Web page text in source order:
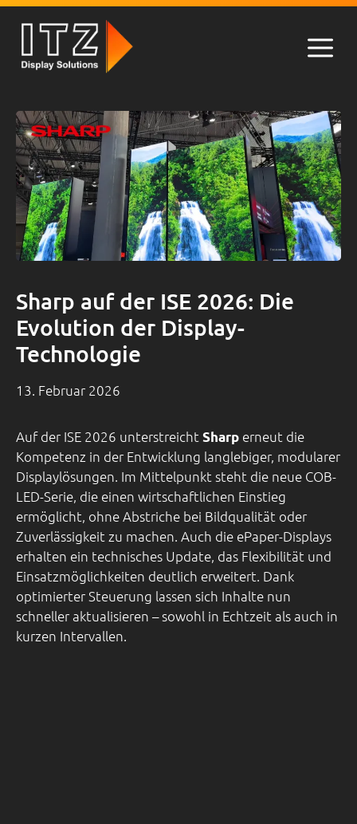
Zum
Inhalt
Sharp auf der ISE 2026: Die
Evolution der Display-
Technologie
13. Februar 2026
Auf der ISE 2026 unterstreicht Sharp erneut die
Kompetenz in der Entwicklung langlebiger, modularer
Displaylösungen. Im Mittelpunkt steht die neue COB-
LED-Serie, die einen wirtschaftlichen Einstieg
ermöglicht, ohne Abstriche bei Bildqualität oder
Zuverlässigkeit zu machen. Auch die ePaper-Displays
erhalten ein technisches Update, das Flexibilität und
Einsatzmöglichkeiten deutlich erweitert. Dank
optimierter Steuerung lassen sich Inhalte nun
schneller aktualisieren – sowohl in Echtzeit als auch in
kurzen Intervallen.